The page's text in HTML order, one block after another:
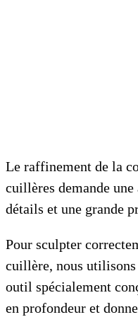
Le raffinement de la
cuillères demande
détails et une grande
Pour sculpter
cuillère, nous utilisons
outil spécialement
en profondeur et